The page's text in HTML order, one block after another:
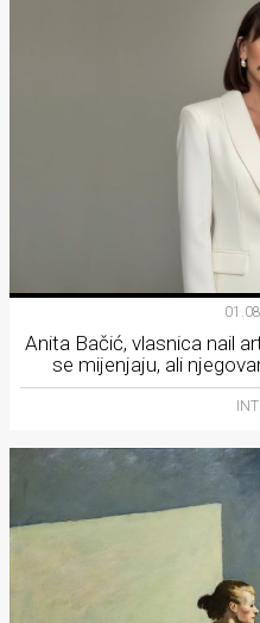
Anita Bačić, vlasnica nail
se mijenjaju, ali